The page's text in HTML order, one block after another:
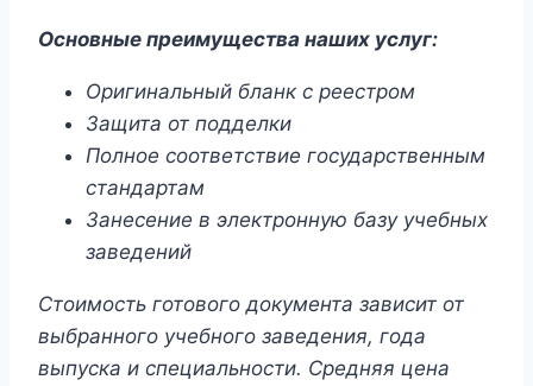
Основные преимущества наших услуг:
Оригинальный бланк с реестром
Защита от подделки
Полное соответствие государственным
стандартам
Занесение в электронную базу учебных
заведений
Стоимость готового документа зависит от
выбранного учебного заведения, года
выпуска и специальности. Средняя цена